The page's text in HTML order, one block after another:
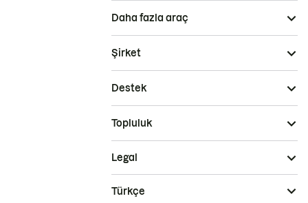
Daha fazla araç
Şirket
Destek
Topluluk
Legal
Türkçe